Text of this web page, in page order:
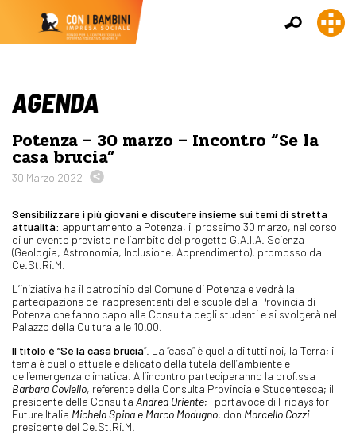
AGENDA
Potenza – 30 marzo – Incontro “Se la
casa brucia”
30 Marzo 2022
Sensibilizzare i più giovani e discutere insieme sui temi di stretta
attualità: appuntamento a Potenza, il prossimo 30 marzo, nel corso
di un evento previsto nell’ambito del progetto G.A.I.A. Scienza
(Geologia, Astronomia, Inclusione, Apprendimento), promosso dal
Ce.St.Ri.M.
L’iniziativa ha il patrocinio del Comune di Potenza e vedrà la
partecipazione dei rappresentanti delle scuole della Provincia di
Potenza che fanno capo alla Consulta degli studenti e si svolgerà nel
Palazzo della Cultura alle 10.00.
Il titolo è “Se la casa brucia“. La “casa” è quella di tutti noi, la Terra; il
tema è quello attuale e delicato della tutela dell’ambiente e
dell’emergenza climatica. All’incontro parteciperanno la prof.ssa
Barbara Coviello, referente della Consulta Provinciale Studentesca; il
presidente della Consulta Andrea Oriente; i portavoce di Fridays for
Future Italia Michela Spina e Marco Modugno; don Marcello Cozzi
presidente del Ce.St.Ri.M.